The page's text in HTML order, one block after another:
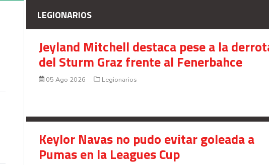
LEGIONARIOS
Jeyland Mitchell destaca pese a la
del Sturm Graz frente al Fenerbahce
05 Ago 2026 Legionarios
Keylor Navas no pudo evitar goleada a
Pumas en la Leagues Cup